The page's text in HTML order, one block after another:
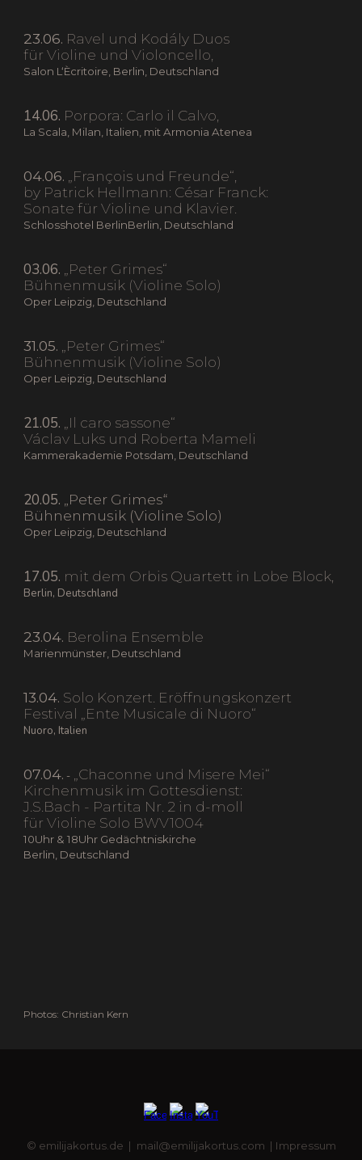
23.06. Ravel und Kodály Duos
für Violine und Violoncello,
Salon L‘Ècritoire, Berlin, Deutschland
14.06. Porpora: Carlo il Calvo,
La Scala, Milan, Italien, mit Armonia Atenea
04.06. „François und Freunde“,
by Patrick Hellmann: César Franck:
Sonate für Violine und Klavier.
Schlosshotel BerlinBerlin, Deutschland
03.06. „Peter Grimes“
Bühnenmusik (Violine Solo)
Oper Leipzig, Deutschland
31.05. „Peter Grimes“
Bühnenmusik (Violine Solo)
Oper Leipzig, Deutschland
21.05.
„Il caro sassone“
Václav Luks und Roberta Mameli
Kammerakademie Potsdam, Deutschland
20.05.
„Peter Grimes“
Bühnenmusik (Violine Solo)
Oper Leipzig, Deutschland
17.05. mit dem Orbis Quartett in Lobe Block,
Berlin, Deutschland
23.04. Berolina Ensemble
Marienmünster, Deutschland
13.04. Solo Konzert. Eröffnungskonzert
Festival „Ente Musicale di Nuoro“
Nuoro, Italien
07.04. -
„Chaconne und Misere Mei“
Kirchenmusik im Gottesdienst:
J.S.Bach - Partita Nr. 2 in d-moll
für Violine Solo BWV1004
10Uhr & 18Uhr Gedächtniskirche
Berlin, Deutschland
Photos: Christian Kern
© emilijakortus.de | mail@emilijakortus.com | Impressum